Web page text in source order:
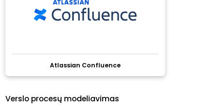
Atlassian Confluence
Verslo procesų modeliavimas